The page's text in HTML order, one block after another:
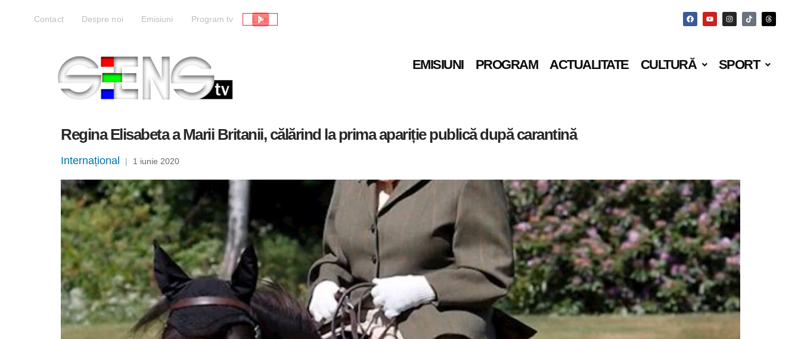
Contact Despre noi Emisiuni Program tv Live
EMISIUNI PROGRAM ACTUALITATE CULTURĂ SPORT
Regina Elisabeta a Marii Britanii, călărind la prima apariție publică după carantină
Internațional | 1 iunie 2020